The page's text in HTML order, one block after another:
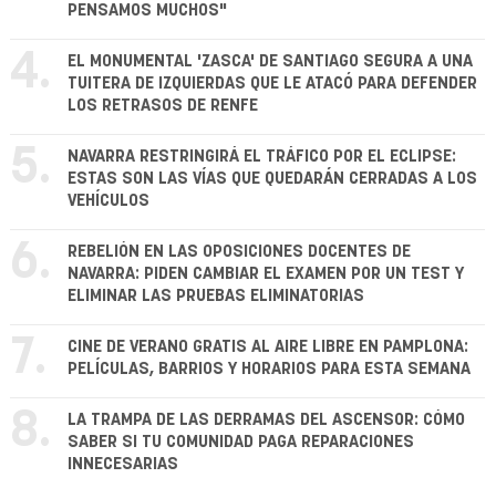
PENSAMOS MUCHOS"
4.
EL MONUMENTAL 'ZASCA' DE SANTIAGO SEGURA A UNA
TUITERA DE IZQUIERDAS QUE LE ATACÓ PARA DEFENDER
LOS RETRASOS DE RENFE
5.
NAVARRA RESTRINGIRÁ EL TRÁFICO POR EL ECLIPSE:
ESTAS SON LAS VÍAS QUE QUEDARÁN CERRADAS A LOS
VEHÍCULOS
6.
REBELIÓN EN LAS OPOSICIONES DOCENTES DE
NAVARRA: PIDEN CAMBIAR EL EXAMEN POR UN TEST Y
ELIMINAR LAS PRUEBAS ELIMINATORIAS
7.
CINE DE VERANO GRATIS AL AIRE LIBRE EN PAMPLONA:
PELÍCULAS, BARRIOS Y HORARIOS PARA ESTA SEMANA
8.
LA TRAMPA DE LAS DERRAMAS DEL ASCENSOR: CÓMO
SABER SI TU COMUNIDAD PAGA REPARACIONES
INNECESARIAS